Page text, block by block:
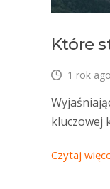
Które
1 rok ago
kluczowej
Czytaj